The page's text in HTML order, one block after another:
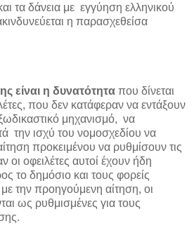
τα δάνεια με εγγύηση ελληνικού
η παρασχεθείσα
είναι η δυνατότητα που δίνεται
που δεν κατάφεραν να εντάξουν
μηχανισμό, να
την ισχύ του νομοσχεδίου να
προκειμένου να ρυθμίσουν τις
οι οφειλέτες αυτοί έχουν ήδη
το δημόσιο και τους φορείς
την προηγούμενη αίτηση, οι
ως ρυθμισμένες για τους